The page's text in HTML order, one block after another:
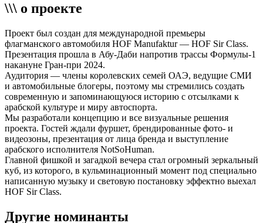
\\\ о проекте
Проект был создан для международной премьеры
флагманского автомобиля HOF Manufaktur — HOF Sir Class.
Презентация прошла в Абу-Даби напротив трассы Формулы-1
накануне Гран-при 2024.
Аудитория — члены королевских семей ОАЭ, ведущие СМИ
и автомобильные блогеры, поэтому мы стремились создать
современную и запоминающуюся историю с отсылками к
арабской культуре и миру автоспорта.
Мы разработали концепцию и все визуальные решения
проекта. Гостей ждали фуршет, брендированные фото- и
видеозоны, презентация от лица бренда и выступление
арабского исполнителя NotSoHuman.
Главной фишкой и загадкой вечера стал огромный зеркальный
куб, из которого, в кульминационный момент под специально
написанную музыку и световую постановку эффектно выехал
HOF Sir Class.
Другие номинанты